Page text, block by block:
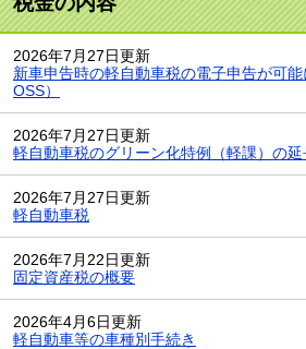
2026年7月27日更新
新車申告時の軽自動車税の電子申告が可
OSS）
2026年7月27日更新
軽自動車税のグリーン化特例（軽課）の
2026年7月27日更新
軽自動車税
2026年7月22日更新
固定資産税の概要
2026年4月6日更新
軽自動車等の車種別手続き